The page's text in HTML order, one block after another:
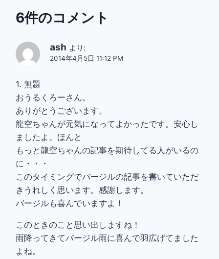
6件のコメント
ash より:
2014年4月5日 11:12 PM
1. 無題
おうるくろーさん。
ありがとうございます。
龍空ちゃんが元気になってよかったです。安心し
ましたよ。ほんと
もっと龍空ちゃんの記事を期待してる人がいるの
に・・・
このタイミングでバージルの記事を書いていただ
きうれしく思います。感謝します。
バージルも喜んでいますよ！
このときのこと思い出しますね！
雨降ってきてバージル雨に喜んで羽広げてました
よね。